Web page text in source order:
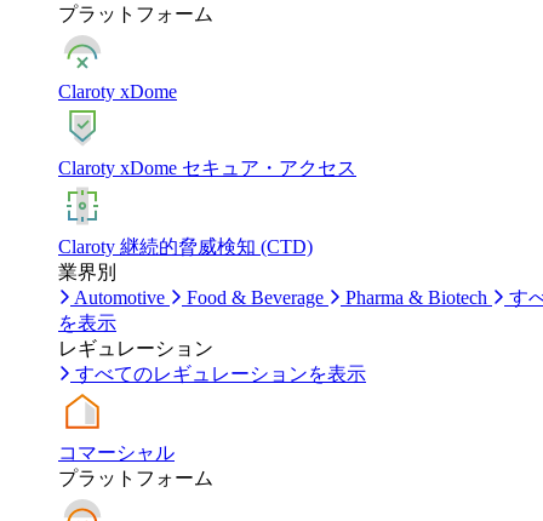
プラットフォーム
Claroty xDome
Claroty xDome セキュア・アクセス
Claroty 継続的脅威検知 (CTD)
業界別
Automotive
Food & Beverage Pharma & Biotech
す
を表示
レギュレーション
すべてのレギュレーションを表示
コマーシャル
プラットフォーム